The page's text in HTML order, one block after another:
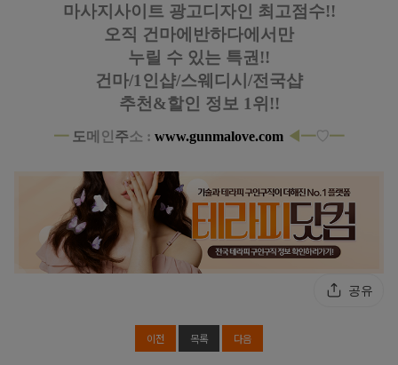
마사지사이트 광고디자인 최고점수!!
오직 건마에반하다에서만
누릴 수 있는 특권!!
건마/1인샵/스웨디시/전국샵
추천&할인 정보 1위!!
━ 도메 인 주소 : www.gunmalove.com ◀ ━♡━
공유
이전 목록 다음